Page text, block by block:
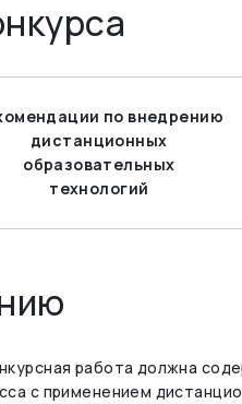
по внедрению
дистанционных
образовательных
технологий
работа должна
с применением